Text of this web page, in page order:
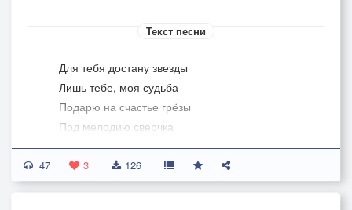
Текст песни
Для тебя достану звезды
Лишь тебе, моя судьба
Подарю на счастье грёзы
Под мелодию сверчка
Для тебя луну достану,
Для тебя, любовь моя,
47 3 126